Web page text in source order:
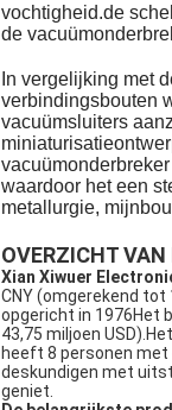
vochtigheid.de
de
In vergelijking met
verbindingsbouten
vacuümsluiters
waardoor het een
metallurgie,
OVERZICHT VAN
Xian Xiwuer
CNY (omgerekend tot
opgericht in 1976Het
43,75 miljoen
heeft 8 personen
deskundigen met
geniet.